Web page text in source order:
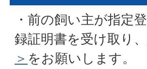
・前の飼い主が指定
録証明書を受け取り、
＞ をお願いします。